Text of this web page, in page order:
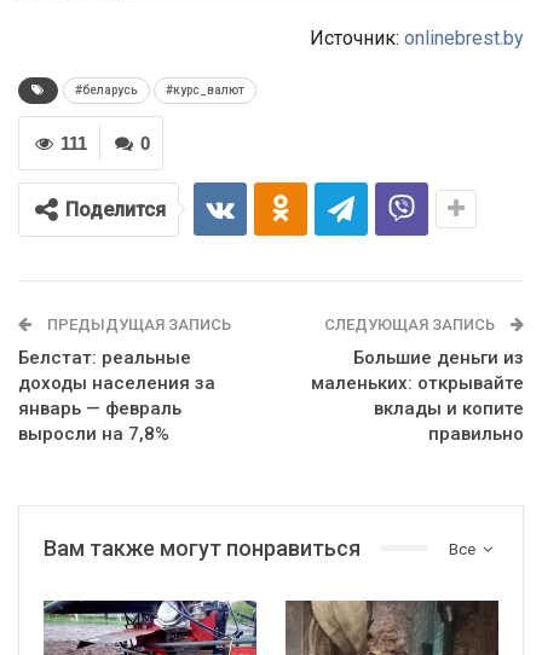
Источник: onlinebrest.by
#беларусь #курс_валют
0
111
Поделится
ПРЕДЫДУЩАЯ ЗАПИСЬ
Белстат: реальные
доходы населения за
январь — февраль
выросли на 7,8%
СЛЕДУЮЩАЯ ЗАПИСЬ
Большие деньги из
маленьких: открывайте
вклады и копите
правильно
Все
Вам также могут понравиться